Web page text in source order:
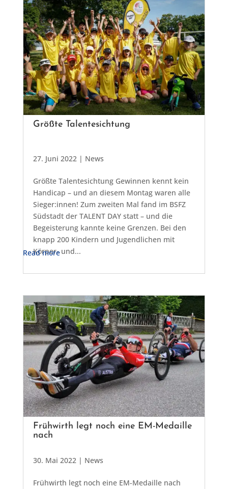
Größte Talentesichtung
27. Juni 2022| News
Größte Talentesichtung Gewinnen kennt kein
Handicap – und an diesem Montag waren alle
Sieger:innen! Zum zweiten Mal fand im BSFZ
Südstadt der TALENT DAY statt – und die
Begeisterung kannte keine Grenzen. Bei den
knapp 200 Kindern und Jugendlichen mit
Körper- und...
Read more
Frühwirth legt noch eine EM-Medaille
nach
30. Mai 2022| News
Frühwirth legt noch eine EM-Medaille nach